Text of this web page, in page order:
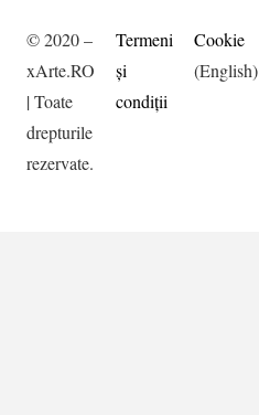
© 2020 –
xArte.RO
| Toate
drepturile
rezervate.
Termeni
şi
condiţii
Cookie
(English)